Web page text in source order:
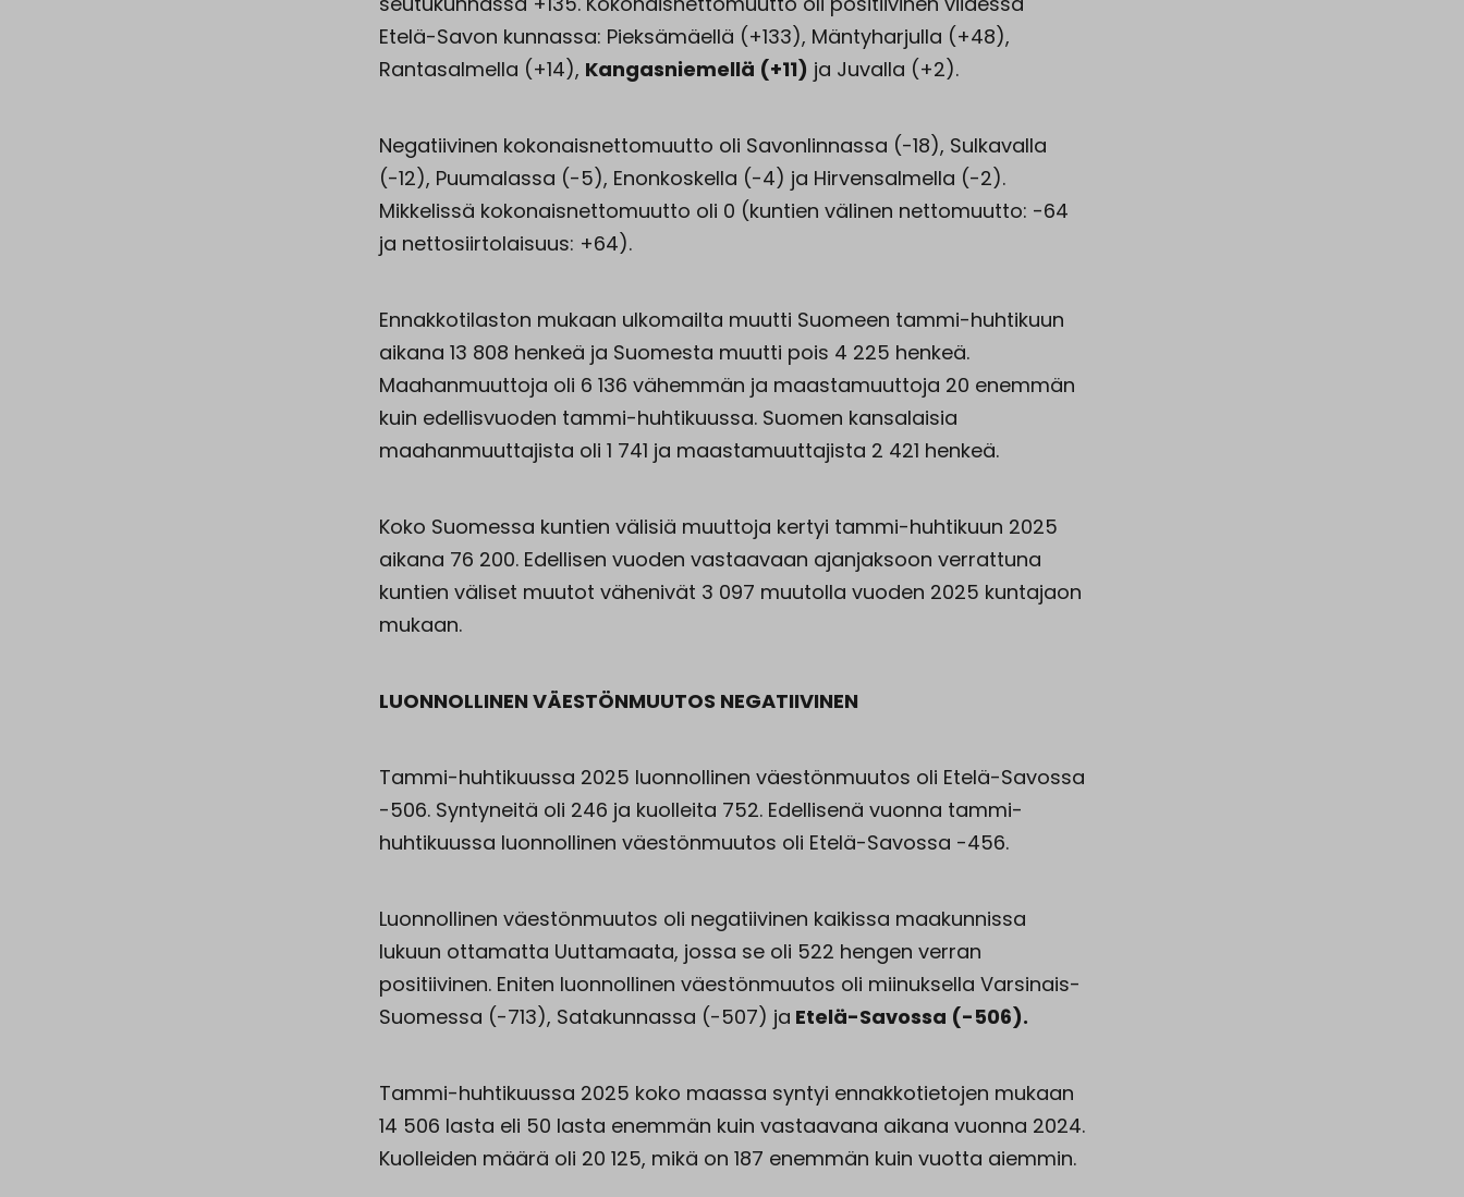
Etelä-Savon kunnassa: Pieksämäellä (+133), Mäntyharjulla (+48),
Rantasalmella (+14), Kangasniemellä (+11) ja Juvalla (+2).
Negatiivinen kokonaisnettomuutto oli Savonlinnassa (-18), Sulkavalla
(-12), Puumalassa (-5), Enonkoskella (-4) ja Hirvensalmella (-2).
Mikkelissä kokonaisnettomuutto oli 0 (kuntien välinen nettomuutto: -64
ja nettosiirtolaisuus: +64).
Ennakkotilaston mukaan ulkomailta muutti Suomeen tammi-huhtikuun
aikana 13 808 henkeä ja Suomesta muutti pois 4 225 henkeä.
Maahanmuuttoja oli 6 136 vähemmän ja maastamuuttoja 20 enemmän
kuin edellisvuoden tammi-huhtikuussa. Suomen kansalaisia
maahanmuuttajista oli 1 741 ja maastamuuttajista 2 421 henkeä.
Koko Suomessa kuntien välisiä muuttoja kertyi tammi-huhtikuun 2025
aikana 76 200. Edellisen vuoden vastaavaan ajanjaksoon verrattuna
kuntien väliset muutot vähenivät 3 097 muutolla vuoden 2025 kuntajaon
mukaan.
LUONNOLLINEN VÄESTÖNMUUTOS NEGATIIVINEN
Tammi-huhtikuussa 2025 luonnollinen väestönmuutos oli Etelä-Savossa
-506. Syntyneitä oli 246 ja kuolleita 752. Edellisenä vuonna tammi-
huhtikuussa luonnollinen väestönmuutos oli Etelä-Savossa -456.
Luonnollinen väestönmuutos oli negatiivinen kaikissa maakunnissa
lukuun ottamatta Uuttamaata, jossa se oli 522 hengen verran
positiivinen. Eniten luonnollinen väestönmuutos oli miinuksella Varsinais-
Suomessa (-713), Satakunnassa (-507) ja Etelä-Savossa (-506).
Tammi-huhtikuussa 2025 koko maassa syntyi ennakkotietojen mukaan
14 506 lasta eli 50 lasta enemmän kuin vastaavana aikana vuonna 2024.
Kuolleiden määrä oli 20 125, mikä on 187 enemmän kuin vuotta aiemmin.